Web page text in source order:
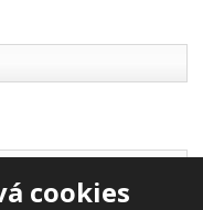
cookies